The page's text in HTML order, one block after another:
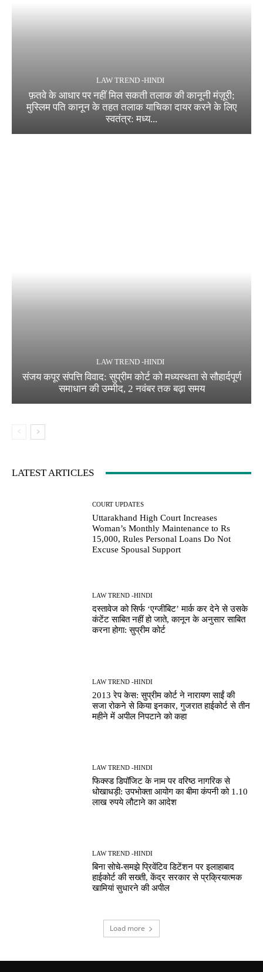
LAW TREND -HINDI
फ़तवे के आधार पर नहीं मिल सकती तलाक की कानूनी मंज़ूरी;
मुस्लिम पति कानून के तहत तलाक याचिका दायर करने के लिए
स्वतंत्र: मध्य...
LAW TREND -HINDI
संजय कपूर संपत्ति विवाद: सुप्रीम कोर्ट को मध्यस्थता से सौहार्दपूर्ण
समाधान की उम्मीद, 2 नवंबर तक बढ़ा समय
LATEST ARTICLES
COURT UPDATES
Uttarakhand High Court Increases
Woman’s Monthly Maintenance to Rs
15,000, Rules Personal Loans Do Not
Excuse Spousal Support
LAW TREND -HINDI
दस्तावेज को सिर्फ ‘एग्जीबिट’ मार्क कर देने से उसके
कंटेंट साबित नहीं हो जाते, कानून के अनुसार साबित
करना होगा: सुप्रीम कोर्ट
LAW TREND -HINDI
2013 रेप केस: सुप्रीम कोर्ट ने नारायण साईं की
सजा रोकने से किया इनकार, गुजरात हाईकोर्ट से तीन
महीने में अपील निपटाने को कहा
LAW TREND -HINDI
फिक्स्ड डिपॉजिट के नाम पर वरिष्ठ नागरिक से
धोखाधड़ी: उपभोक्ता आयोग का बीमा कंपनी को 1.10
लाख रुपये लौटाने का आदेश
LAW TREND -HINDI
बिना सोचे-समझे प्रिवेंटिव डिटेंशन पर इलाहाबाद
हाईकोर्ट की सख्ती, केंद्र सरकार से प्रक्रियात्मक
खामियां सुधारने की अपील
Load more